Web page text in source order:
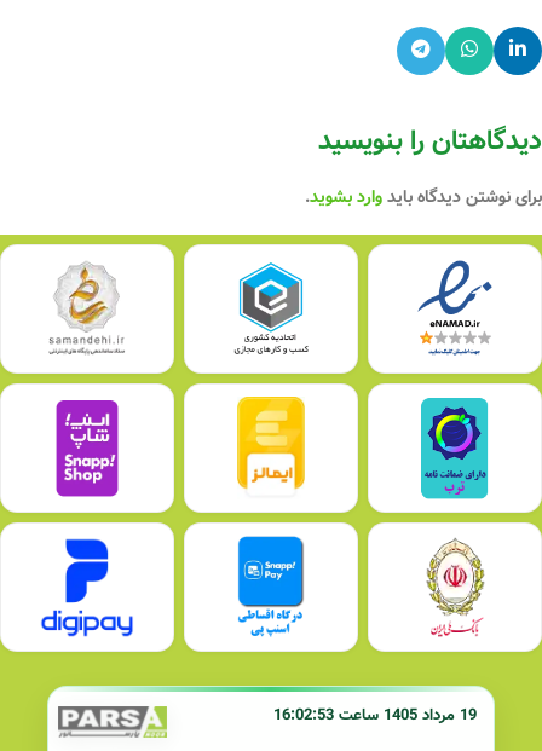
دیدگاهتان را بنویسید
برای نوشتن دیدگاه بایدوارد بشوید.
19 مرداد 1405 ساعت 16:02:53